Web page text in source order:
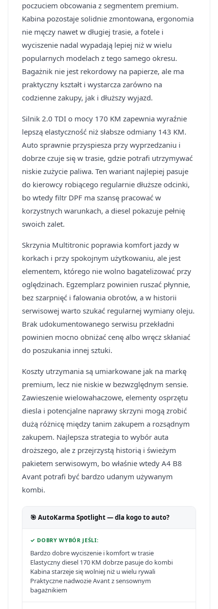
poczuciem obcowania z segmentem premium.
Kabina pozostaje solidnie zmontowana, ergonomia
nie męczy nawet w długiej trasie, a fotele i
wyciszenie nadal wypadają lepiej niż w wielu
popularnych modelach z tego samego okresu.
Bagażnik nie jest rekordowy na papierze, ale ma
praktyczny kształt i wystarcza zarówno na
codzienne zakupy, jak i dłuższy wyjazd.
Silnik 2.0 TDI o mocy 170 KM zapewnia wyraźnie
lepszą elastyczność niż słabsze odmiany 143 KM.
Auto sprawnie przyspiesza przy wyprzedzaniu i
dobrze czuje się w trasie, gdzie potrafi utrzymywać
niskie zużycie paliwa. Ten wariant najlepiej pasuje
do kierowcy robiącego regularnie dłuższe odcinki,
bo wtedy filtr DPF ma szansę pracować w
korzystnych warunkach, a diesel pokazuje pełnię
swoich zalet.
Skrzynia Multitronic poprawia komfort jazdy w
korkach i przy spokojnym użytkowaniu, ale jest
elementem, którego nie wolno bagatelizować przy
oględzinach. Egzemplarz powinien ruszać płynnie,
bez szarpnięć i falowania obrotów, a w historii
serwisowej warto szukać regularnej wymiany oleju.
Brak udokumentowanego serwisu przekładni
powinien mocno obniżać cenę albo wręcz skłaniać
do poszukania innej sztuki.
Koszty utrzymania są umiarkowane jak na markę
premium, lecz nie niskie w bezwzględnym sensie.
Zawieszenie wielowahaczowe, elementy osprzętu
diesla i potencjalne naprawy skrzyni mogą zrobić
dużą różnicę między tanim zakupem a rozsądnym
zakupem. Najlepsza strategia to wybór auta
droższego, ale z przejrzystą historią i świeżym
pakietem serwisowym, bo właśnie wtedy A4 B8
Avant potrafi być bardzo udanym używanym
kombi.
🎯 AutoKarma Spotlight — dla kogo to auto?
✓ DOBRY WYBÓR JEŚLI:
Bardzo dobre wyciszenie i komfort w trasie
Elastyczny diesel 170 KM dobrze pasuje do kombi
Kabina starzeje się wolniej niż u wielu rywali
Praktyczne nadwozie Avant z sensownym
bagażnikiem